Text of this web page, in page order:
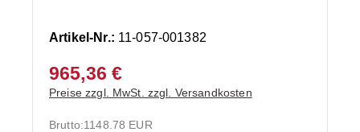
Artikel-Nr.: 11-057-001382
965,36 €
Preise zzgl. MwSt. zzgl. Versandkosten
Brutto:1148.78 EUR